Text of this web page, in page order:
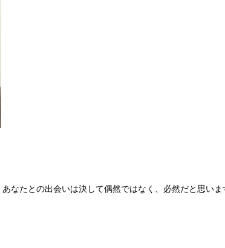
なたとの出会いは決して偶然ではなく、必然だと思い